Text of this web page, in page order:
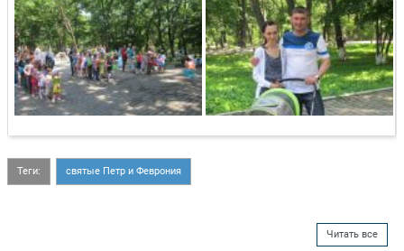
Теги: святые Петр и Феврония
Читать все